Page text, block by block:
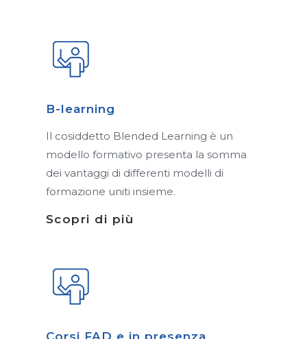
B-learning
Il cosiddetto Blended Learning è un
modello formativo presenta la somma
dei vantaggi di differenti modelli di
formazione uniti insieme.
Scopri di più
Corsi FAD e in presenza